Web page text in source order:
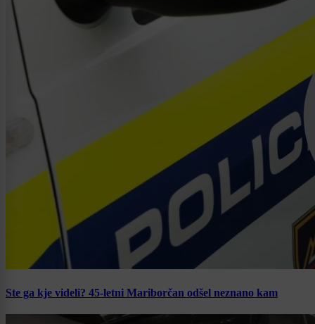
Ste ga kje videli? 45-letni Mariborčan odšel neznano kam